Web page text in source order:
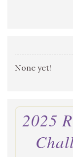
None yet!
2025